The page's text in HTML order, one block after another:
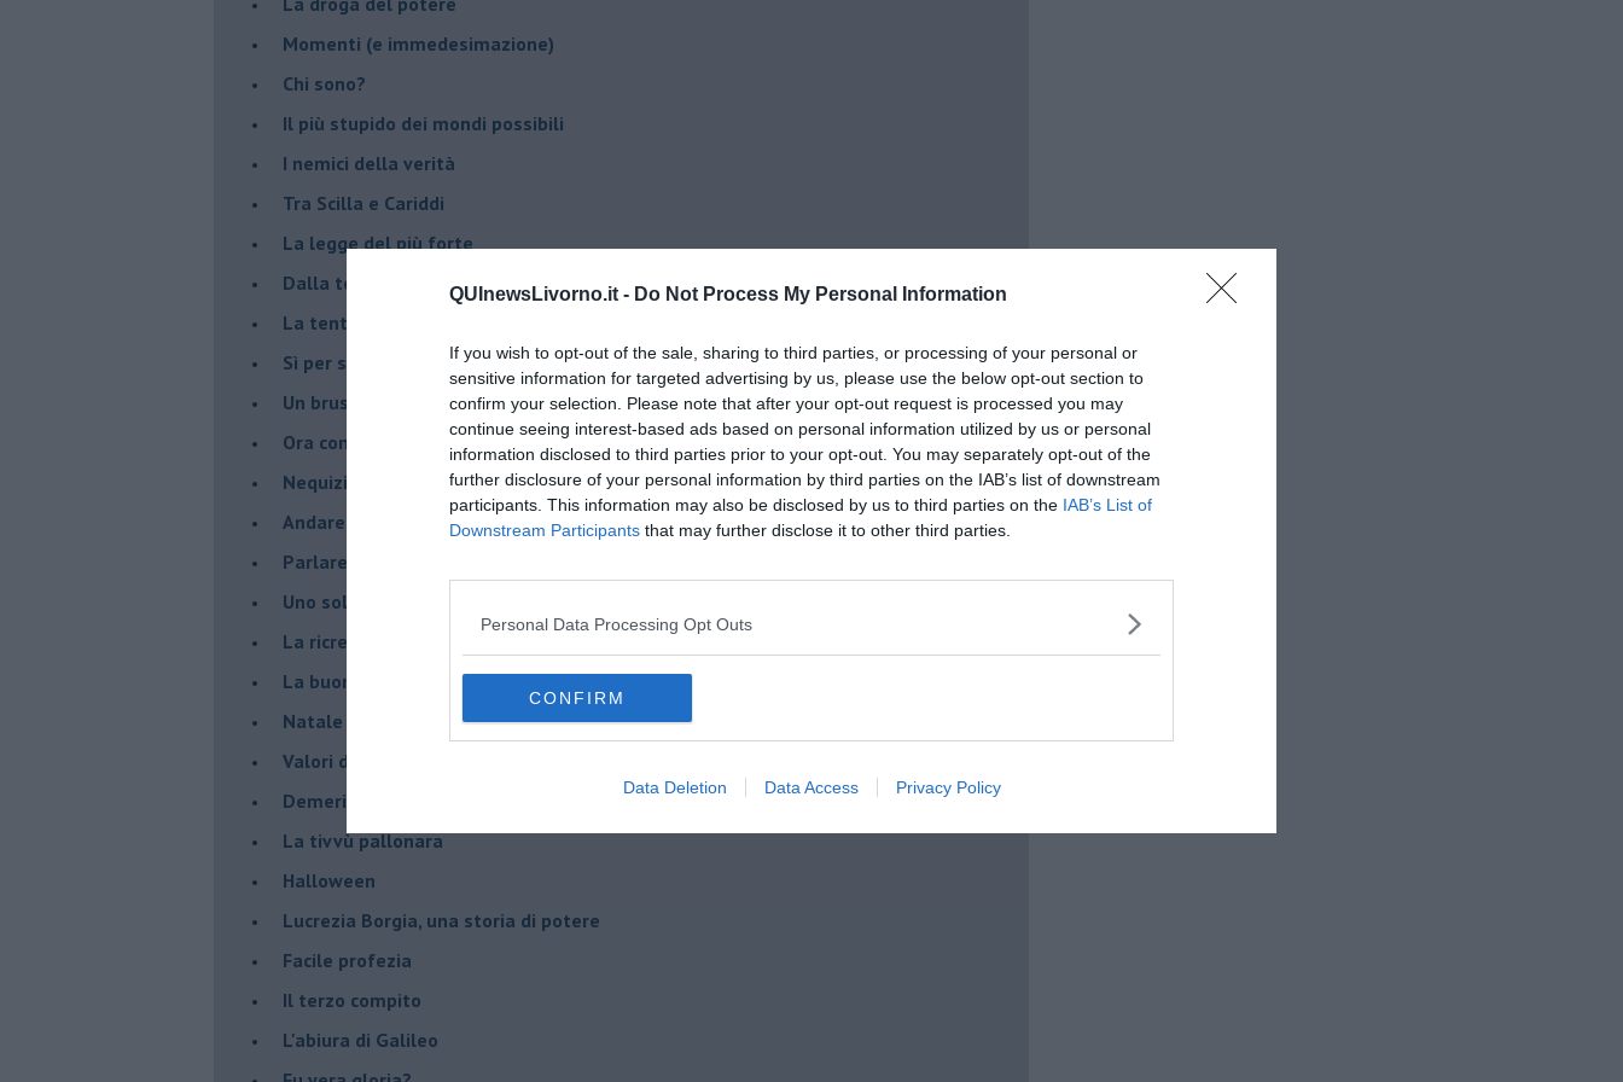
QUInewsLivorno.it - Do Not Process My Personal Information
If you wish to opt-out of the sale, sharing to third parties, or processing of your personal or
sensitive information for targeted advertising by us, please use the below opt-out section to
confirm your selection. Please note that after your opt-out request is processed you may
continue seeing interest-based ads based on personal information utilized by us or personal
information disclosed to third parties prior to your opt-out. You may separately opt-out of the
further disclosure of your personal information by third parties on the IAB’s list of downstream
participants. This information may also be disclosed by us to third parties on the IAB’s List of
Downstream Participants that may further disclose it to other third parties.
Personal Data Processing Opt Outs
CONFIRM
Data Deletion Data Access Privacy Policy
Momenti (e immedesimazione)
Chi sono?
Il più stupido dei mondi possibili
I nemici della verità
Tra Scilla e Cariddi
La legge del più forte
Dalla terra alla luna
La tentazione
​Sì per sempre? O no al momento?
Un brusco risveglio
Ora come allora
Nequizia
Andare oltre lo specchio
Parlare con la televisione
Uno solo al comando?
La ricreazione è finita
La buona notizia
Natale con l'elmetto
Valori dubbi miti fasulli
Demeritocrazia
La tivvù pallonara
Halloween
​Lucrezia Borgia, una storia di potere
Facile profezia
Il terzo compito
L'abiura di Galileo